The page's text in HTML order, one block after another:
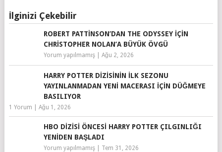
İlginizi Çekebilir
ROBERT PATTINSON’DAN THE ODYSSEY IÇIN
CHRISTOPHER NOLAN’A BÜYÜK ÖVGÜ
Yorum yapılmamış| Ağu 2, 2026
HARRY POTTER DIZISININ İLK SEZONU
YAYINLANMADAN YENI MACERASI IÇIN DÜĞMEYE
BASILIYOR
1 Yorum Ağu 1, 2026
HBO DIZISI ÖNCESI HARRY POTTER ÇILGINLIĞI
YENIDEN BAŞLADI
Yorum yapılmamış| Tem 31, 2026